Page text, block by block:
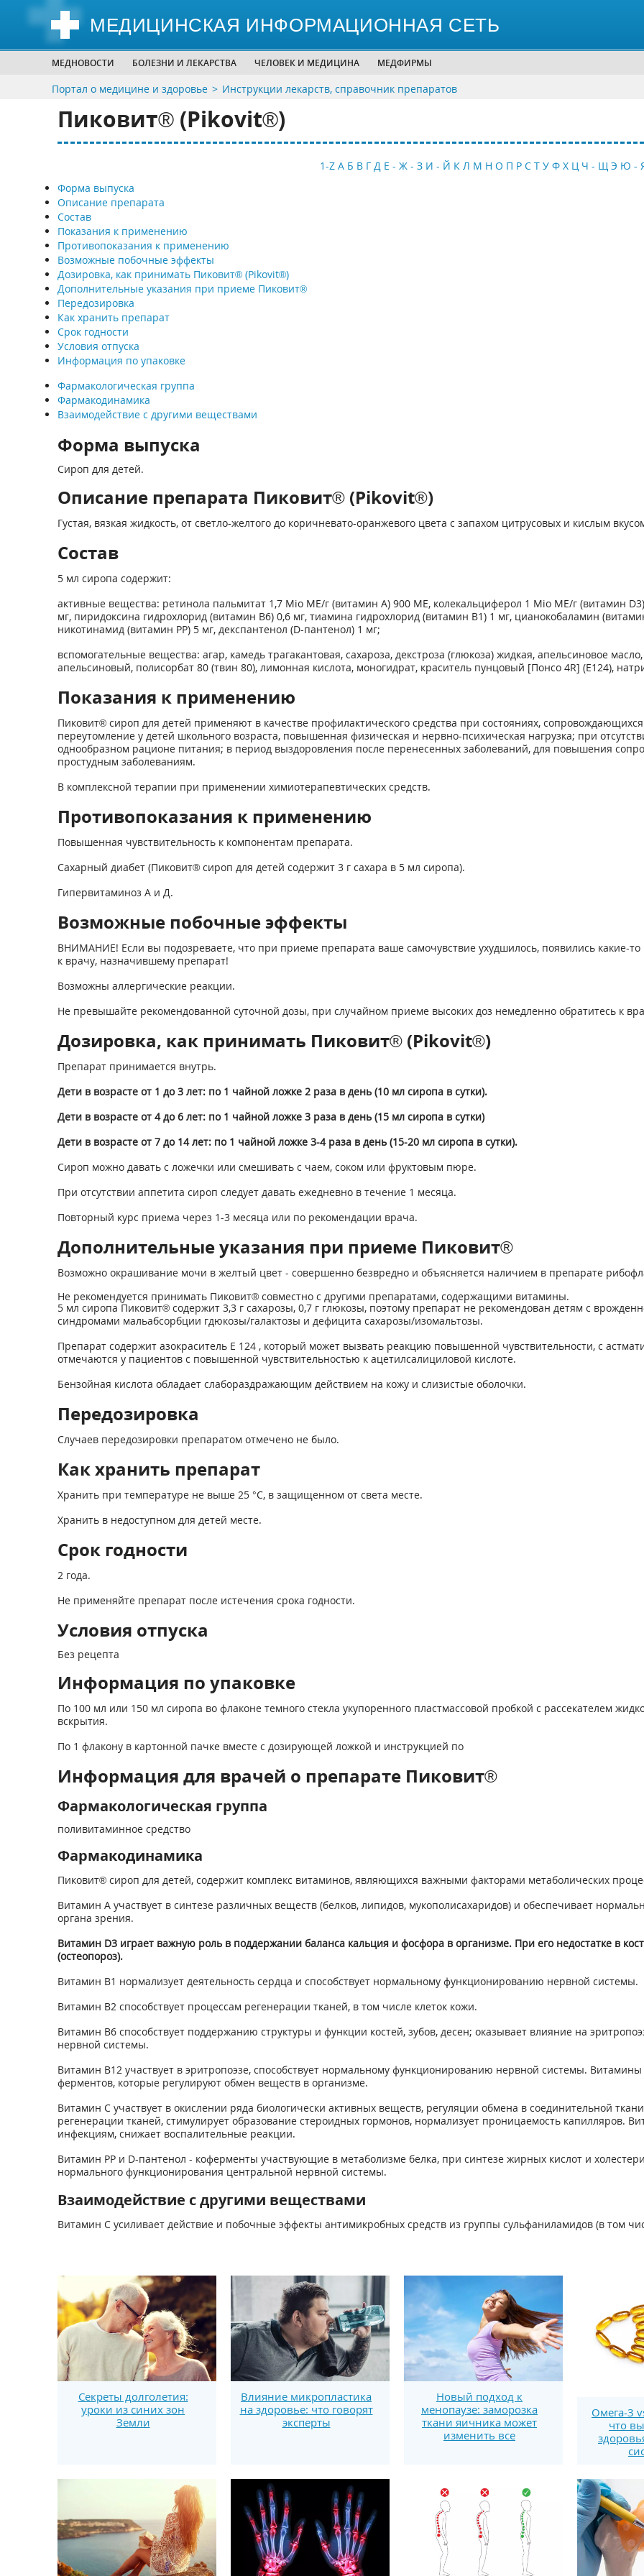
МЕДИЦИНСКАЯ ИНФОРМАЦИОННАЯ СЕТЬ
МЕДНОВОСТИ БОЛЕЗНИ И ЛЕКАРСТВА ЧЕЛОВЕК И МЕДИЦИНА МЕДФИРМЫ
Портал о медицине и здоровье Инструкции лекарств, справочник препаратов
Пиковит® (Pikovit®)
1-Z А Б В Г Д Е - Ж - З И - Й К Л М Н О П Р С Т У Ф Х Ц Ч - Щ Э Ю -
Форма выпуска
Описание препарата
Состав
Показания к применению
Противопоказания к применению
Возможные побочные эффекты
Дозировка, как принимать Пиковит® (Pikovit®)
Дополнительные указания при приеме Пиковит®
Передозировка
Как хранить препарат
Срок годности
Условия отпуска
Информация по упаковке
Фармакологическая группа
Фармакодинамика
Взаимодействие с другими веществами
Форма выпуска
Сироп для детей.
Описание препарата Пиковит® (Pikovit®)
Густая, вязкая жидкость, от светло-желтого до коричневато-оранжевого цвета с запахом цитрусовых и кислым
Состав
5 мл сиропа содержит:
активные вещества: ретинола пальмитат 1,7 Mio МЕ/г (витамин А) 900 ME, колекальциферол 1 Mio МЕ/г (витамин D3
мг, пиридоксина гидрохлорид (витамин В6) 0,6 мг, тиамина гидрохлорид (витамин В1) 1 мг, цианокобаламин
никотинамид (витамин РР) 5 мг, декспантенол (D-пантенол) 1 мг;
вспомогательные вещества: агар, камедь трагакантовая, сахароза, декстроза (глюкоза) жидкая, апельсиновое
апельсиновый, полисорбат 80 (твин 80), лимонная кислота, моногидрат, краситель пунцовый [Понсо 4R] (Е124),
Показания к применению
Пиковит® сироп для детей применяют в качестве профилактического средства при состояниях,
переутомление у детей школьного возраста, повышенная физическая и нервно-психическая нагрузка; при
однообразном рационе питания; в период выздоровления после перенесенных заболеваний, для повышения
простудным заболеваниям.
В комплексной терапии при применении химиотерапевтических средств.
Противопоказания к применению
Повышенная чувствительность к компонентам препарата.
Сахарный диабет (Пиковит® сироп для детей содержит 3 г сахара в 5 мл сиропа).
Гипервитаминоз А и Д.
Возможные побочные эффекты
ВНИМАНИЕ! Если вы подозреваете, что при приеме препарата ваше самочувствие ухудшилось, появились какие-
к врачу, назначившему препарат!
Возможны аллергические реакции.
Не превышайте рекомендованной суточной дозы, при случайном приеме высоких доз немедленно обратитесь к
Дозировка, как принимать Пиковит® (Pikovit®)
Препарат принимается внутрь.
Дети в возрасте от 1 до 3 лет: по 1 чайной ложке 2 раза в день (10 мл сиропа в сутки).
Дети в возрасте от 4 до 6 лет: по 1 чайной ложке 3 раза в день (15 мл сиропа в сутки)
Дети в возрасте от 7 до 14 лет: по 1 чайной ложке 3-4 раза в день (15-20 мл сиропа в сутки).
Сироп можно давать с ложечки или смешивать с чаем, соком или фруктовым пюре.
При отсутствии аппетита сироп следует давать ежедневно в течение 1 месяца.
Повторный курс приема через 1-3 месяца или по рекомендации врача.
Дополнительные указания при приеме Пиковит®
Возможно окрашивание мочи в желтый цвет - совершенно безвредно и объясняется наличием в препарате
Не рекомендуется принимать Пиковит® совместно с другими препаратами, содержащими витамины.
5 мл сиропа Пиковит® содержит 3,3 г сахарозы, 0,7 г глюкозы, поэтому препарат не рекомендован детям с
синдромами мальабсорбции гдюкозы/галактозы и дефицита сахарозы/изомальтозы.
Препарат содержит азокраситель Е 124 , который может вызвать реакцию повышенной чувствительности, с
отмечаются у пациентов с повышенной чувствительностью к ацетилсалициловой кислоте.
Бензойная кислота обладает слабораздражающим действием на кожу и слизистые оболочки.
Передозировка
Случаев передозировки препаратом отмечено не было.
Как хранить препарат
Хранить при температуре не выше 25 °С, в защищенном от света месте.
Хранить в недоступном для детей месте.
Срок годности
2 года.
Не применяйте препарат после истечения срока годности.
Условия отпуска
Без рецепта
Информация по упаковке
По 100 мл или 150 мл сиропа во флаконе темного стекла укупоренного пластмассовой пробкой с рассекателем
вскрытия.
По 1 флакону в картонной пачке вместе с дозирующей ложкой и инструкцией по
Информация для врачей о препарате Пиковит®
Фармакологическая группа
поливитаминное средство
Фармакодинамика
Пиковит® сироп для детей, содержит комплекс витаминов, являющихся важными факторами метаболических
Витамин А участвует в синтезе различных веществ (белков, липидов, мукополисахаридов) и обеспечивает
органа зрения.
Витамин D3играет важную роль в поддержании баланса кальция и фосфора в организме. При его недостатке в
(остеопороз).
Витамин В1 нормализует деятельность сердца и способствует нормальному функционированию нервной системы.
Витамин В2способствует процессам регенерации тканей, в том числе клеток кожи.
Витамин В6 способствует поддержанию структуры и функции костей, зубов, десен; оказывает влияние на
нервной системы.
Витамин В12участвует в эритропоэзе, способствует нормальному функционированию нервной системы.
ферментов, которые регулируют обмен веществ в организме.
Витамин С участвует в окислении ряда биологически активных веществ, регуляции обмена в соединительной
регенерации тканей, стимулирует образование стероидных гормонов, нормализует проницаемость капилляров.
инфекциям, снижает воспалительные реакции.
Витамин РР и D-пантенол - коферменты участвующие в метаболизме белка, при синтезе жирных кислот и
нормального функционирования центральной нервной системы.
Взаимодействие с другими веществами
Витамин С усиливает действие и побочные эффекты антимикробных средств из группы сульфаниламидов (в том
Секреты долголетия:
уроки из синих зон
Земли
Влияние микропластика
на здоровье: что говорят
эксперты
Новый подход к
менопаузе: заморозка
ткани яичника может
изменить все
Омега-3
что